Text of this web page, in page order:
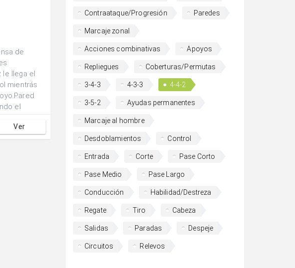
de
le llega el
mientrás
el
los
Ver
Contraataque/Progresión Paredes
Marcaje zonal
Acciones combinativas Apoyos
Repliegues Coberturas/Permutas
3-4-3 4-3-3 4-4-2
3-5-2 Ayudas permanentes
Marcaje al hombre
Desdoblamientos Control
Entrada Corte Pase Corto
Pase Medio Pase Largo
Conducción Habilidad/Destreza
Regate Tiro Cabeza
Salidas Paradas Despeje
Circuitos Relevos